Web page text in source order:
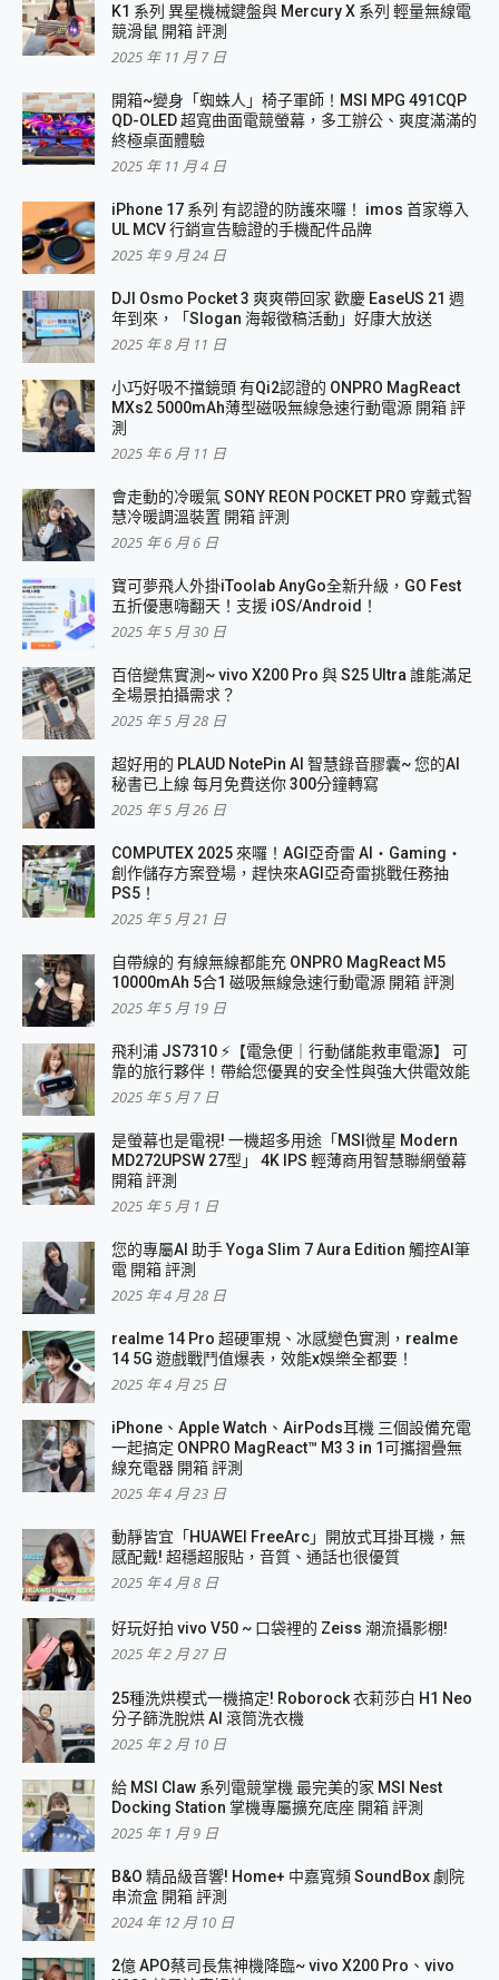
K1 系列 異星機械鍵盤與 Mercury X 系列 輕量無線電
競滑鼠 開箱 評測
2025 年 11 月 7 日
開箱~變身「蜘蛛人」椅子軍師！MSI MPG 491CQP
QD-OLED 超寬曲面電競螢幕，多工辦公、爽度滿滿的
終極桌面體驗
2025 年 11 月 4 日
iPhone 17 系列 有認證的防護來囉！ imos 首家導入
UL MCV 行銷宣告驗證的手機配件品牌
2025 年 9 月 24 日
DJI Osmo Pocket 3 爽爽帶回家 歡慶 EaseUS 21 週
年到來，「Slogan 海報徵稿活動」好康大放送
2025 年 8 月 11 日
小巧好吸不擋鏡頭 有Qi2認證的 ONPRO MagReact
MXs2 5000mAh薄型磁吸無線急速行動電源 開箱 評
測
2025 年 6 月 11 日
會走動的冷暖氣 SONY REON POCKET PRO 穿戴式智
慧冷暖調溫裝置 開箱 評測
2025 年 6 月 6 日
寶可夢飛人外掛iToolab AnyGo全新升級，GO Fest
五折優惠嗨翻天！支援 iOS/Android！
2025 年 5 月 30 日
百倍變焦實測~ vivo X200 Pro 與 S25 Ultra 誰能滿足
全場景拍攝需求？
2025 年 5 月 28 日
超好用的 PLAUD NotePin AI 智慧錄音膠囊~ 您的AI
秘書已上線 每月免費送你 300分鐘轉寫
2025 年 5 月 26 日
COMPUTEX 2025 來囉！AGI亞奇雷 AI・Gaming・
創作儲存方案登場，趕快來AGI亞奇雷挑戰任務抽
PS5！
2025 年 5 月 21 日
自帶線的 有線無線都能充 ONPRO MagReact M5
10000mAh 5合1 磁吸無線急速行動電源 開箱 評測
2025 年 5 月 19 日
飛利浦 JS7310 ⚡【電急便｜行動儲能救車電源】 可
靠的旅行夥伴！帶給您優異的安全性與強大供電效能
2025 年 5 月 7 日
是螢幕也是電視! 一機超多用途「MSI微星 Modern
MD272UPSW 27型」 4K IPS 輕薄商用智慧聯網螢幕
開箱 評測
2025 年 5 月 1 日
您的專屬AI 助手 Yoga Slim 7 Aura Edition 觸控AI筆
電 開箱 評測
2025 年 4 月 28 日
realme 14 Pro 超硬軍規、冰感變色實測，realme
14 5G 遊戲戰鬥值爆表，效能x娛樂全都要！
2025 年 4 月 25 日
iPhone、Apple Watch、AirPods耳機 三個設備充電
一起搞定 ONPRO MagReact™ M3 3 in 1可攜摺疊無
線充電器 開箱 評測
2025 年 4 月 23 日
動靜皆宜「HUAWEI FreeArc」開放式耳掛耳機，無
感配戴! 超穩超服貼，音質、通話也很優質
2025 年 4 月 8 日
好玩好拍 vivo V50 ~ 口袋裡的 Zeiss 潮流攝影棚!
2025 年 2 月 27 日
25種洗烘模式一機搞定! Roborock 衣莉莎白 H1 Neo
分子篩洗脫烘 AI 滾筒洗衣機
2025 年 2 月 10 日
給 MSI Claw 系列電競掌機 最完美的家 MSI Nest
Docking Station 掌機專屬擴充底座 開箱 評測
2025 年 1 月 9 日
B&O 精品級音響! Home+ 中嘉寬頻 SoundBox 劇院
串流盒 開箱 評測
2024 年 12 月 10 日
2億 APO蔡司長焦神機降臨~ vivo X200 Pro、vivo